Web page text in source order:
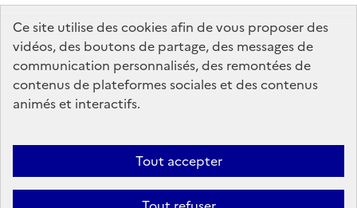
Ce site utilise des cookies afin de vous proposer des
vidéos, des boutons de partage, des messages de
communication personnalisés, des remontées de
contenus de plateformes sociales et des contenus
animés et interactifs.
Tout accepter
legifrance.gouv.fr
info.gouv.fr
service-public.gouv.fr
data.gouv.fr
Politique d’utilisation des témoins de connexion (cookies)
Politique
Mentions légales
Nous contacter